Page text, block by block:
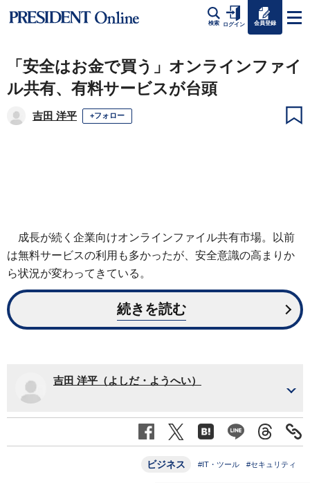
検索 ログイン 会員登録
「安全はお金で買う」オンラインファイ
ル共有、有料サービスが台頭
吉田 洋平 +フォロー
成長が続く企業向けオンラインファイル共有市場。以前
は無料サービスの利用も多かったが、安全意識の高まりか
ら状況が変わってきている。
続きを読む
吉田 洋平（よしだ・ようへい）
ビジネス #IT・ツール #セキュリティ